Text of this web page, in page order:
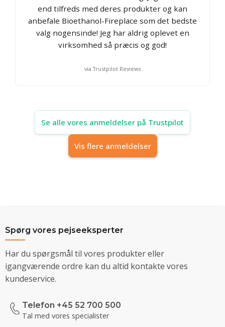
end tilfreds med deres produkter og kan
anbefale Bioethanol-Fireplace som det bedste
valg nogensinde! Jeg har aldrig oplevet en
virksomhed så præcis og god!
via Trustpilot Reviews
Se alle vores anmeldelser på Trustpilot
Vis flere anmeldelser
Spørg vores pejseeksperter
Har du spørgsmål til vores produkter eller
igangværende ordre kan du altid kontakte vores
kundeservice.
Telefon +45 52 700 500
Tal med vores specialister